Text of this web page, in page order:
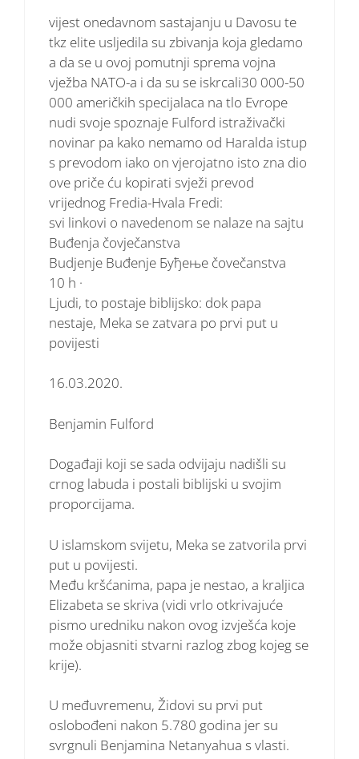
vijest onedavnom sastajanju u Davosu te
tkz elite usljedila su zbivanja koja gledamo
a da se u ovoj pomutnji sprema vojna
vježba NATO-a i da su se iskrcali30 000-50
000 američkih specijalaca na tlo Evrope
nudi svoje spoznaje Fulford istraživački
novinar pa kako nemamo od Haralda istup
s prevodom iako on vjerojatno isto zna dio
ove priče ću kopirati svježi prevod
vrijednog Fredia-Hvala Fredi:
svi linkovi o navedenom se nalaze na sajtu
Buđenja čovječanstva
Budjenje Buđenje Буђење čovečanstva
10 h ·
Ljudi, to postaje biblijsko: dok papa
nestaje, Meka se zatvara po prvi put u
povijesti
16.03.2020.
Benjamin Fulford
Događaji koji se sada odvijaju nadišli su
crnog labuda i postali biblijski u svojim
proporcijama.
U islamskom svijetu, Meka se zatvorila prvi
put u povijesti.
Među kršćanima, papa je nestao, a kraljica
Elizabeta se skriva (vidi vrlo otkrivajuće
pismo uredniku nakon ovog izvješća koje
može objasniti stvarni razlog zbog kojeg se
krije).
U međuvremenu, Židovi su prvi put
oslobođeni nakon 5.780 godina jer su
svrgnuli Benjamina Netanyahua s vlasti.